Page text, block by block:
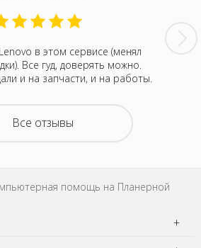
в этом сервисе (менял
Все гуд, доверять можно.
и на запчасти, и на работы.
Была
не
зато
Все отзывы
помощь на Планерной